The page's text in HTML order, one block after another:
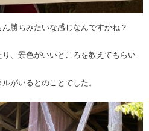
勝ちみたいな感じなんですかね？
、景色がいいところを教えてもらい
がいるとのことでした。